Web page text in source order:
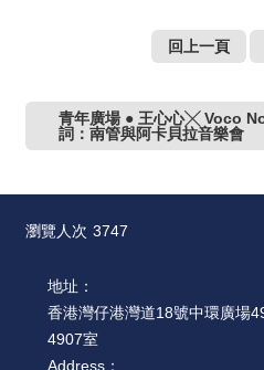
回上一頁
青年廣場 ● 王心心╳ Voco
詞：南管與阿卡貝拉音樂會
瀏覽人次 3747
地址：
香港灣仔港灣道18號中環廣場
4907室
Address：